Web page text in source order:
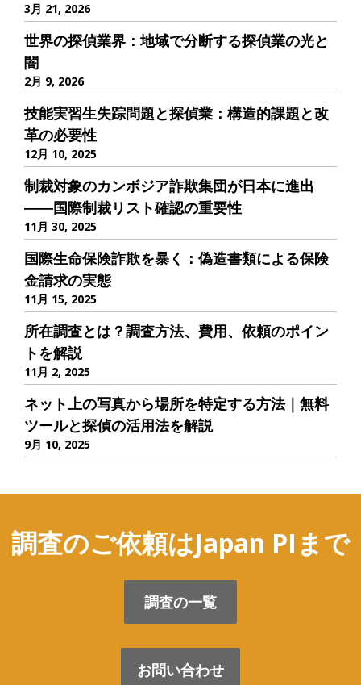
3月 21, 2026
世界の探偵業界：地域で分断する探偵業の光と
闇
2月 9, 2026
技能実習生失踪問題と探偵業：構造的課題と改
革の必要性
12月 10, 2025
制裁対象のカンボジア詐欺集団が日本に進出
――国際制裁リスト確認の重要性
11月 30, 2025
国際生命保険詐欺を暴く：偽造書類による保険
金請求の実態
11月 15, 2025
所在調査とは？調査方法、費用、依頼のポイン
トを解説
11月 2, 2025
ネット上の写真から場所を特定する方法｜無料
ツールと探偵の活用法を解説
9月 10, 2025
調査のご依頼はJapan PIまで
調査の一覧
お問い合わせ